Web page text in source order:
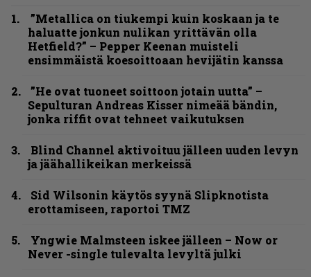
”Metallica on tiukempi kuin koskaan ja te
haluatte jonkun nulikan yrittävän olla
Hetfield?” – Pepper Keenan muisteli
ensimmäistä koesoittoaan hevijätin kanssa
”He ovat tuoneet soittoon jotain uutta” –
Sepulturan Andreas Kisser nimeää bändin,
jonka riffit ovat tehneet vaikutuksen
Blind Channel aktivoituu jälleen uuden levyn
ja jäähallikeikan merkeissä
Sid Wilsonin käytös syynä Slipknotista
erottamiseen, raportoi TMZ
Yngwie Malmsteen iskee jälleen – Now or
Never -single tulevalta levyltä julki